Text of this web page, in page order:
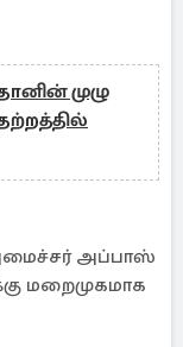
முழு
அமைச்சர் அப்பாஸ்
மறைமுகமாக